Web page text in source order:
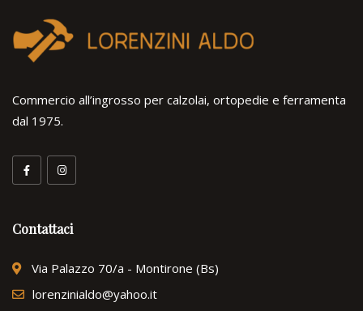
Commercio all’ingrosso per calzolai, ortopedie e ferramenta
dal 1975.
Contattaci
Via Palazzo 70/a - Montirone (Bs)
lorenzinialdo@yahoo.it